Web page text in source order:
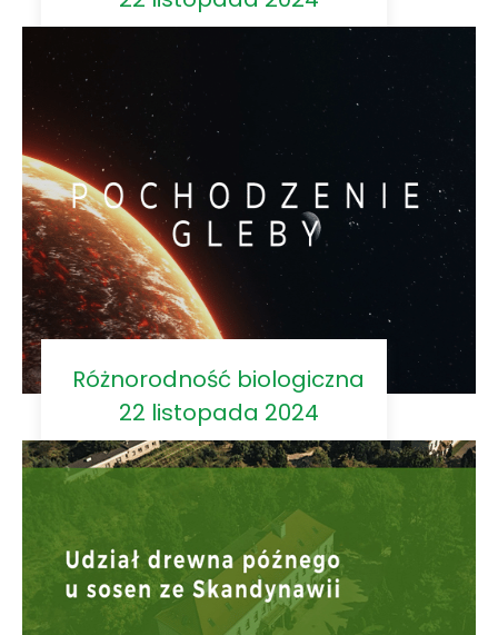
Różnorodność biologiczna
22 listopada 2024